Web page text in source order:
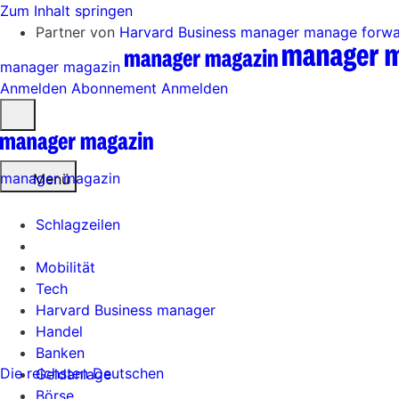
Zum Inhalt springen
Partner von Harvard Business manager manage
manager magazin
Anmelden Abonnement Anmelden
öffnen
Menü
Schlagzeilen
Mobilität
Tech
Harvard Business manager
Handel
Banken
Geldanlage
Börse
manager magazin
Die reichsten Deutschen